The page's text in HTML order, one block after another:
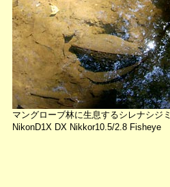
マングローブ林に生息するシレナシジミ
NikonD1X DX Nikkor10.5/2.8 Fisheye